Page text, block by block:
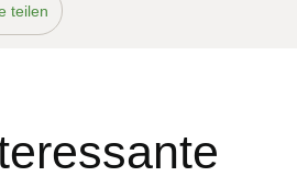
teilen